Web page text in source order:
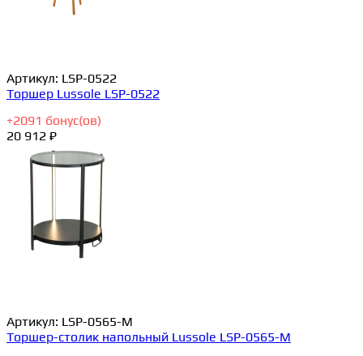
Артикул: LSP-0522
Торшер Lussole LSP-0522
+2091 бонус(ов)
20 912 ₽
Артикул: LSP-0565-M
Торшер-столик напольный Lussole LSP-0565-M